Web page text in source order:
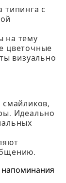
типинга с
на тему
цветочные
визуально
смайликов,
Идеально